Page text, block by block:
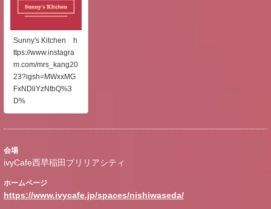
Sunny's Kitchen h
ttps://www.instagra
m.com/mrs_kang20
23?igsh=MWxxMG
FxNDliYzNtbQ%3
D%
会場
ivyCafe西早稲田ブリリアシティ
ホームページ
https://www.ivycafe.jp/spaces/nishiwaseda/